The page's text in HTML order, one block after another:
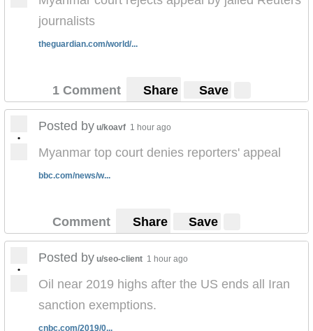
journalists
theguardian.com/world/...
1 Comment Share Save
•
Posted by u/koavf 1 hour ago
Myanmar top court denies reporters' appeal
bbc.com/news/w...
Comment Share Save
•
Posted by u/seo-client 1 hour ago
Oil near 2019 highs after the US ends all Iran
sanction exemptions.
cnbc.com/2019/0...